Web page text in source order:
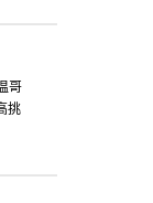
哥
挑